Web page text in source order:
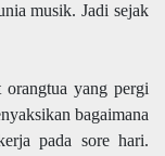
musik. Jadi sejak
yang pergi
bagaimana
pada sore hari.